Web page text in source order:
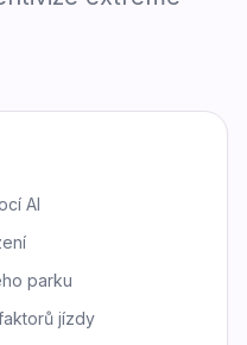
AI
parku
jízdy